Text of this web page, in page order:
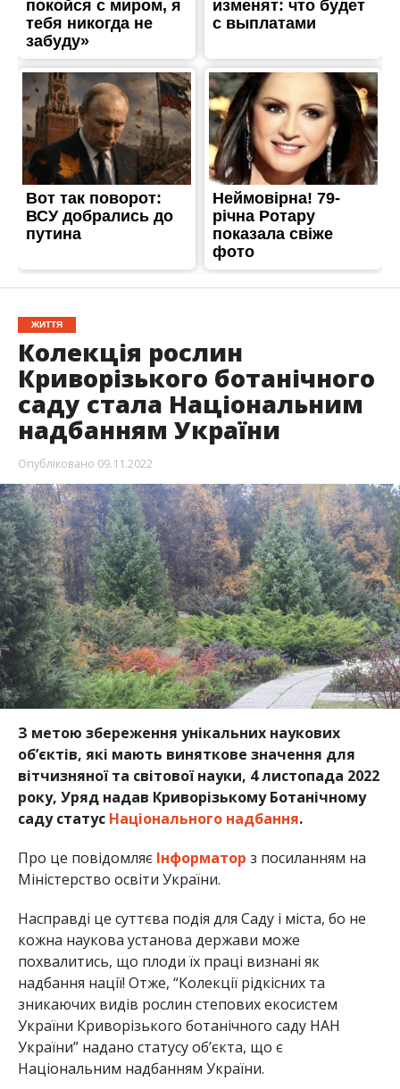
ЖИТТЯ
Колекція рослин
Криворізького ботанічного
саду стала Національним
надбанням України
Опубліковано 09.11.2022
З метою збереження унікальних наукових
об’єктів, які мають виняткове значення для
вітчизняної та світової науки, 4 листопада 2022
року, Уряд надав Криворізькому Ботанічному
саду статус Національного надбання.
Про це повідомляє Інформатор з посиланням на
Міністерство освіти України.
Насправді це суттєва подія для Саду і міста, бо не
кожна наукова установа держави може
похвалитись, що плоди їх праці визнані як
надбання нації! Отже, “Колекції рідкісних та
зникаючих видів рослин степових екосистем
України Криворізького ботанічного саду НАН
України” надано статусу об’єкта, що є
Національним надбанням України.